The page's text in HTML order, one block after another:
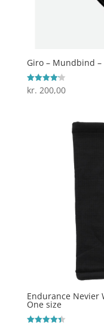
Giro – Mundbind –
Vurderet
4.2
kr. 200,00
Endurance Nevier
One size